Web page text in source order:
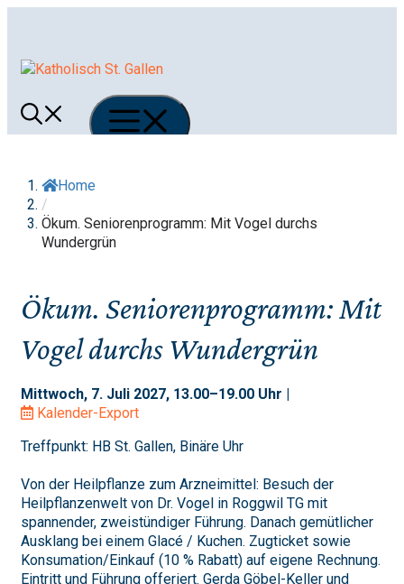
Menü
Home
/
Ökum. Seniorenprogramm: Mit Vogel durchs
Wundergrün
Ökum. Seniorenprogramm: Mit
Vogel durchs Wundergrün
Mittwoch, 7. Juli 2027, 13.00–19.00 Uhr |
Kalender-Export
Treffpunkt: HB St. Gallen, Binäre Uhr
Von der Heilpflanze zum Arzneimittel: Besuch der
Heilpflanzenwelt von Dr. Vogel in Roggwil TG mit
spannender, zweistündiger Führung. Danach gemütlicher
Ausklang bei einem Glacé / Kuchen. Zugticket sowie
Konsumation/Einkauf (10 % Rabatt) auf eigene Rechnung.
Eintritt und Führung offeriert. Gerda Göbel-Keller und